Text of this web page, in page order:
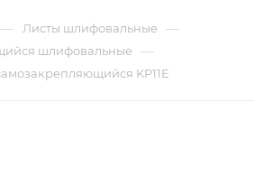
— Листы шлифовальные —
шлифовальные —
KP11E